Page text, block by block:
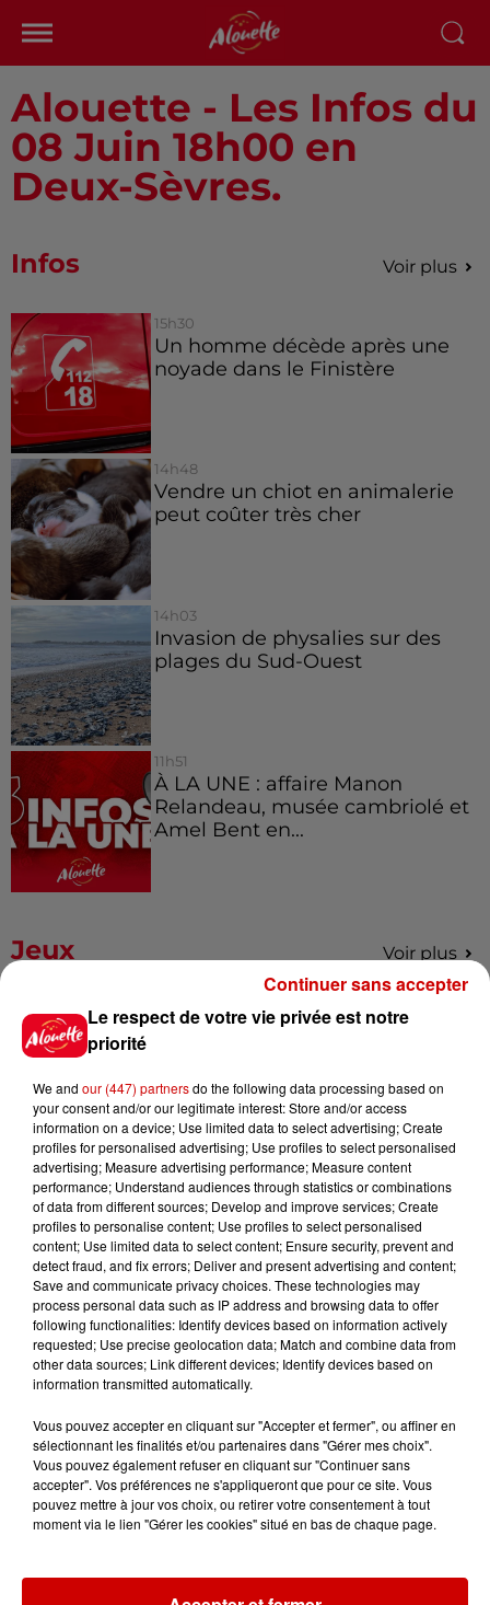
Alouette - Les Infos du
08 Juin 18h00 en
Deux-Sèvres.
Infos Voir plus
15h30
Un homme décède après une
noyade dans le Finistère
14h48
Vendre un chiot en animalerie
peut coûter très cher
14h03
Invasion de physalies sur des
plages du Sud-Ouest
11h51
À LA UNE : affaire Manon
Relandeau, musée cambriolé et
Amel Bent en...
Jeux Voir plus
Gagnez vos places pour le
Festival du Roi Arthur 2026 !
Gagnez vos entrées pour le
Musée du Sport Automobile au
Mans !
Alouette vous invite à
Futuroscope Xperiences !
Le Duel - Gagnez votre balade
en jet ski !
Le respect de votre vie privée est notre
priorité
We and our (447) partnersdo the following data processing based on
your consent and/or our legitimate interest: Store and/or access
information on a device; Use limited data to select advertising; Create
profiles for personalised advertising; Use profiles to select personalised
advertising; Measure advertising performance; Measure content
performance; Understand audiences through statistics or combinations
of data from different sources; Develop and improve services; Create
profiles to personalise content; Use profiles to select personalised
content; Use limited data to select content; Ensure security, prevent and
detect fraud, and fix errors; Deliver and present advertising and content;
Save and communicate privacy choices. These technologies may
process personal data such as IP address and browsing data to offer
following functionalities: Identify devices based on information actively
requested; Use precise geolocation data; Match and combine data from
other data sources; Link different devices; Identify devices based on
information transmitted automatically.
Vous pouvez accepter en cliquant sur "Accepter et fermer", ou affiner en
sélectionnant les finalités et/ou partenaires dans "Gérer mes choix".
Vous pouvez également refuser en cliquant sur "Continuer sans
accepter". Vos préférences ne s'appliqueront que pour ce site. Vous
pouvez mettre à jour vos choix, ou retirer votre consentement à tout
moment via le lien "Gérer les cookies" situé en bas de chaque page.
Continuer sans accepter